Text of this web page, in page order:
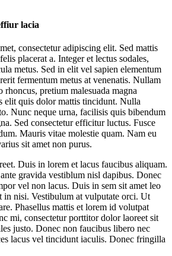
lacia
consectetur adipiscing elit. Sed mattis
placerat a. Integer et lectus sodales,
metus. Sed in elit vel sapien elementum
fermentum metus at venenatis. Nullam
rhoncus, pretium malesuada magna
elit quis dolor mattis tincidunt. Nulla
Nunc neque urna, facilisis quis bibendum
Sed consectetur efficitur luctus. Fusce
Mauris vitae molestie quam. Nam eu
sit amet non purus.
Duis in lorem et lacus faucibus aliquam.
gravida vestiblum nisl dapibus. Donec
vel non lacus. Duis in sem sit amet leo
in nisi. Vestibulum at vulputate orci. Ut
Phasellus mattis et lorem id volutpat
mi, consectetur porttitor dolor laoreet sit
justo. Donec non faucibus libero nec
lacus vel tincidunt iaculis. Donec fringilla